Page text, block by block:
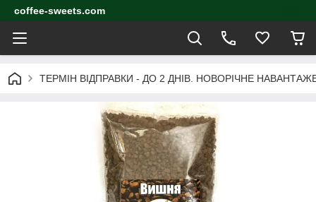
coffee-sweets.com
ТЕРМІН ВІДПРАВКИ - ДО 2 ДНІВ. НОВОРІЧНЕ